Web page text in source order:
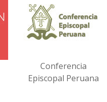
Conferencia
Episcopal Peruana